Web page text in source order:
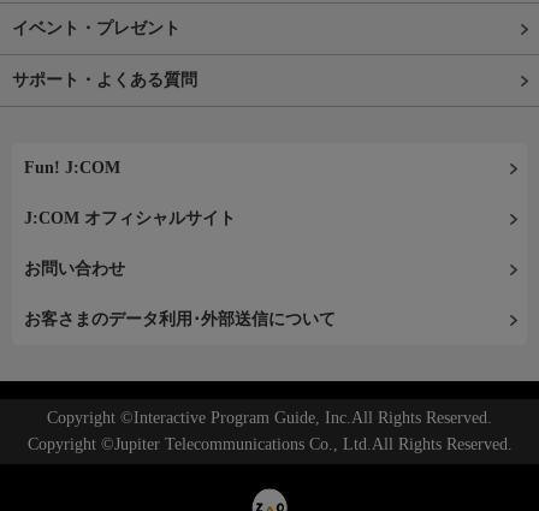
イベント・プレゼント
サポート・よくある質問
Fun! J:COM
J:COM オフィシャルサイト
お問い合わせ
お客さまのデータ利用･外部送信について
Copyright ©Interactive Program Guide, Inc.All Rights Reserved.
Copyright ©Jupiter Telecommunications Co., Ltd.All Rights Reserved.